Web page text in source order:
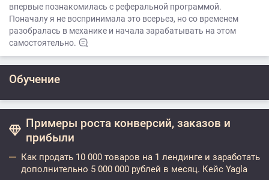
впервые познакомилась с реферальной программой.
Поначалу я не воспринимала это всерьез, но со временем
разобралась в механике и начала зарабатывать на этом
самостоятельно.
Обучение
Примеры роста конверсий, заказов и
прибыли
Как продать 10 000 товаров на 1 лендинге и заработать
дополнительно 5 000 000 рублей в месяц. Кейс Yagla